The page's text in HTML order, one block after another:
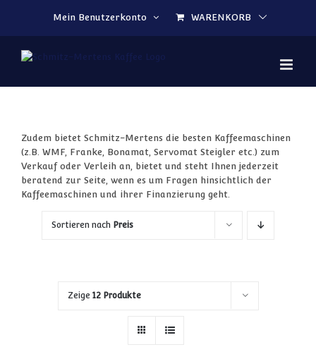
Mein Benutzerkonto
WARENKORB
Zudem bietet Schmitz-Mertens die besten Kaffeemaschinen
(z.B. WMF, Franke, Bonamat, Servomat Steigler etc.) zum
Verkauf oder Verleih an, bietet und steht Ihnen jederzeit
beratend zur Seite, wenn es um Fragen hinsichtlich der
Kaffeemaschinen und ihrer Finanzierung geht.
Sortieren nach Preis
Zeige 12 Produkte